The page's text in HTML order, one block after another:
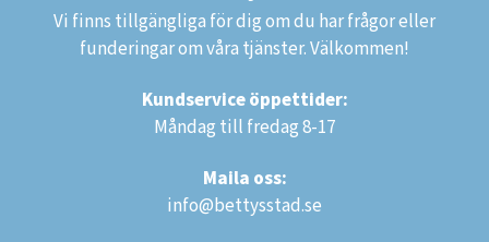
Vi finns tillgängliga för dig om du har frågor eller
funderingar om våra tjänster. Välkommen!
Kundservice öppettider:
Måndag till fredag 8-17
Maila oss:
info@bettysstad.se